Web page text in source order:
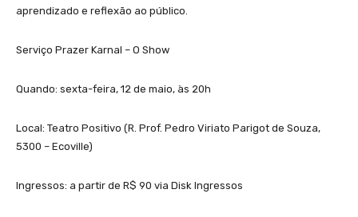
aprendizado e reflexão ao público.
Serviço Prazer Karnal – O Show
Quando: sexta-feira, 12 de maio, às 20h
Local: Teatro Positivo (R. Prof. Pedro Viriato Parigot de Souza,
5300 – Ecoville)
Ingressos: a partir de R$ 90 via Disk Ingressos